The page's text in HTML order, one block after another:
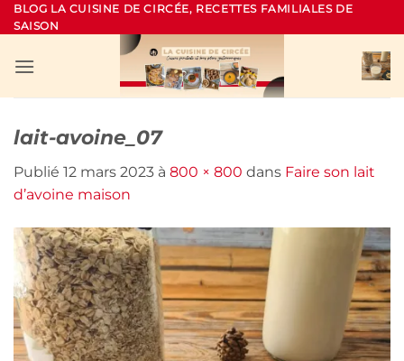
Passer
au
BLOG LA CUISINE DE CIRCÉE, RECETTES FAMILIALES DE
SAISON
lait-avoine_07
Publié 12 mars 2023 à 800 × 800 dans Faire son lait
d’avoine maison